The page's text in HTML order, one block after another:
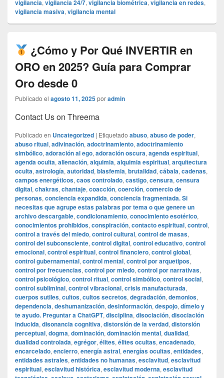
vigilancia, vigilancia 24/7, vigilancia biométrica, vigilancia en redes,
vigilancia masiva, vigilancia mental
¿Cómo y Por Qué INVERTIR en
ORO en 2025? Guía para Comprar
Oro desde 0
Publicado el agosto 11, 2025poradmin
Contact Us on Threema
Publicado en Uncategorized | Etiquetado abuso, abuso de poder,
abuso ritual, adivinación, adoctrinamiento, adoctrinamiento
simbólico, adoración al ego, adoración oscura, agenda espiritual,
agenda oculta, alienación, alquimia, alquimia espiritual, arquitectura
oculta, astrología, autoridad, blasfemia, brutalidad, cábala, cadenas,
campos energéticos, caos controlado, castigo, censura, censura
digital, chakras, chantaje, coacción, coerción, comercio de
personas, conciencia expandida, conciencia fragmentada. Si
necesitas que agrupe estas palabras por tema o que genere un
archivo descargable, condicionamiento, conocimiento esotérico,
conocimientos prohibidos, conspiración, contacto espiritual, control,
control a través del miedo, control cultural, control de masas,
control del subconsciente, control digital, control educativo, control
emocional, control espiritual, control financiero, control global,
control gubernamental, control mental, control por arquetipos,
control por frecuencias, control por miedo, control por narrativas,
control psicológico, control ritual, control simbólico, control social,
control subliminal, control vibracional, crisis manufacturada,
cuerpos sutiles, cultos, cultos secretos, degradación, demonios,
dependencia, deshumanización, desinformación, despojo, dímelo y
te ayudo. Preguntar a ChatGPT, disciplina, disociación, disociación
inducida, disonancia cognitiva, distorsión de la verdad, distorsión
perceptual, dogma, dominación, dominación mental, dualidad,
dualidad controlada, egrégor, élites, élites ocultas, encadenado,
encarcelado, encierro, energía astral, energías ocultas, entidades,
entidades astrales, entidades no humanas, esclavitud, esclavitud
espiritual, esclavitud histórica, esclavitud moderna, esclavitud